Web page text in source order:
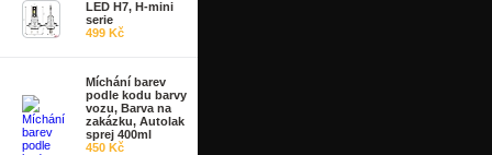
LED H7, H-mini
serie
499 Kč
Míchání barev
podle kodu barvy
vozu, Barva na
zakázku, Autolak
sprej 400ml
450 Kč